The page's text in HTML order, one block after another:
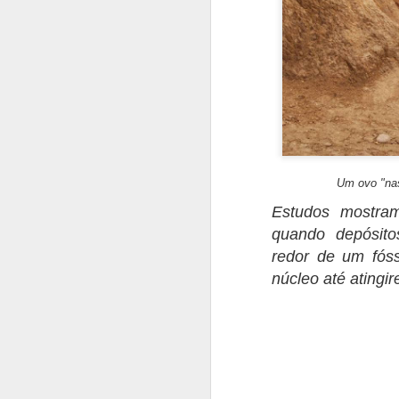
Um ovo
Estudos
quando
redor de um
núcleo até